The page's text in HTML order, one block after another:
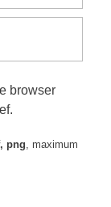
browser
png, maximum